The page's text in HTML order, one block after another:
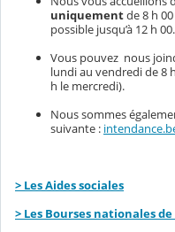
uniquementde 8 h
possible jusqu’à 12 h 00.
Vous pouvez nous
lundi au vendredi de 8
h le mercredi).
Nous sommes
suivante :
> Les Aides sociales
> Les Bourses nationales